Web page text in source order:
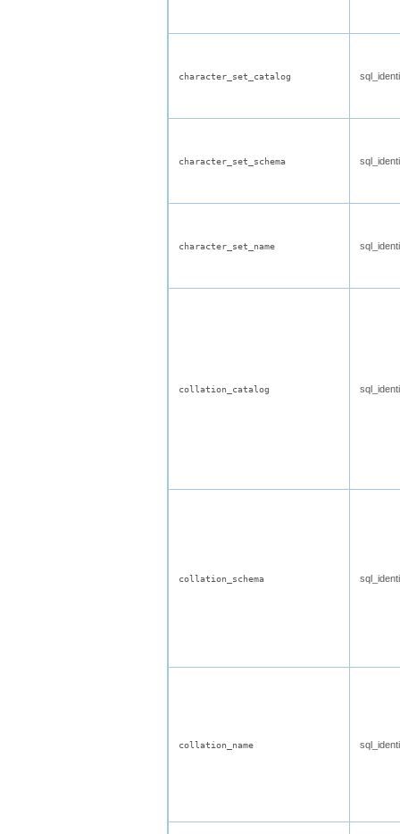
character_set_catalog
character_set_schema
character_set_name
collation_catalog
collation_schema
collation_name